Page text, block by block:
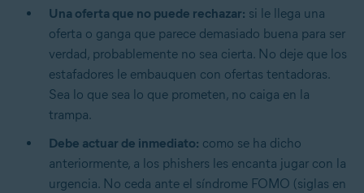
Una oferta que no puede rechazar: si le llega una
oferta o ganga que parece demasiado buena para ser
verdad, probablemente no sea cierta. No deje que los
estafadores le embauquen con ofertas tentadoras.
Sea lo que sea lo que prometen, no caiga en la
trampa.
Debe actuar de inmediato: como se ha dicho
anteriormente, a los phishers les encanta jugar con la
urgencia. No ceda ante el síndrome FOMO (siglas en